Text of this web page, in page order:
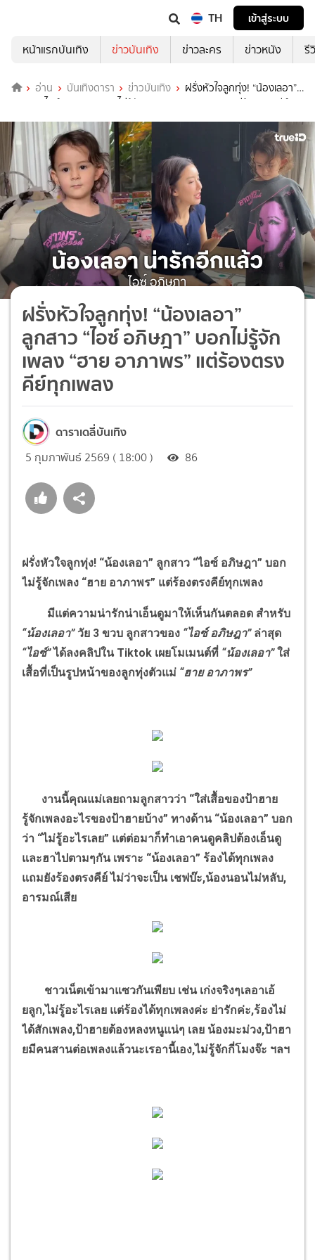
TH
เข้าสู่ระบบ
หน้าแรกบันเทิง
ข่าวบันเทิง ข่าวละคร ข่าวหนัง รี
อ่าน บันเทิงดารา ข่าวบันเทิง
ฝรั่งหัวใจลูกทุ่ง! “น้องเลอา”
ลูกสาว “ไอซ์ อภิษฎา” บอกไม่รู้จักเพลง “ฮาย อาภาพร” แต่ร้องตรงคีย์ทุก
ฝรั่งหัวใจลูกทุ่ง! “น้องเลอา”
ลูกสาว “ไอซ์ อภิษฎา” บอกไม่รู้จัก
เพลง “ฮาย อาภาพร” แต่ร้องตรง
คีย์ทุกเพลง
ดาราเดลี่บันเทิง
5 กุมภาพันธ์ 2569 ( 18:00 ) 86
ฝรั่งหัวใจลูกทุ่ง! “น้องเลอา” ลูกสาว “ไอซ์ อภิษฎา” บอก
ไม่รู้จักเพลง “ฮาย อาภาพร” แต่ร้องตรงคีย์ทุกเพลง
มีแต่ความน่ารักน่าเอ็นดูมาให้เห็นกันตลอด สำหรับ
“น้องเลอา”วัย 3 ขวบ ลูกสาวของ “ไอซ์ อภิษฎา”ล่าสุด
“ไอซ์”ได้ลงคลิปใน Tiktok เผยโมเมนต์ที่ “น้องเลอา”ใส่
เสื้อที่เป็นรูปหน้าของลูกทุ่งตัวแม่ “ฮาย อาภาพร”
งานนี้คุณแม่เลยถามลูกสาวว่า “ใส่เสื้อของป้าฮาย
รู้จักเพลงอะไรของป้าฮายบ้าง” ทางด้าน “น้องเลอา” บอก
ว่า “ไม่รู้อะไรเลย” แต่ต่อมาก็ทำเอาคนดูคลิปต้องเอ็นดู
และฮาไปตามๆกัน เพราะ “น้องเลอา” ร้องได้ทุกเพลง
แถมยังร้องตรงคีย์ ไม่ว่าจะเป็น เชฟบ๊ะ,น้องนอนไม่หลับ,
อารมณ์เสีย
ชาวเน็ตเข้ามาแซวกันเพียบ เช่น เก่งจริงๆเลอาเอ้
ยลูก,ไม่รู้อะไรเลย แต่ร้องได้ทุกเพลงค่ะ ย่ารักค่ะ,ร้องไม่
ได้สักเพลง,ป้าฮายต้องหลงหนูแน่ๆ เลย น้องมะม่วง,ป้าฮา
ยมีคนสานต่อเพลงแล้วนะเรอานี้เอง,ไม่รู้จักกี่โมงจ๊ะ ฯลฯ